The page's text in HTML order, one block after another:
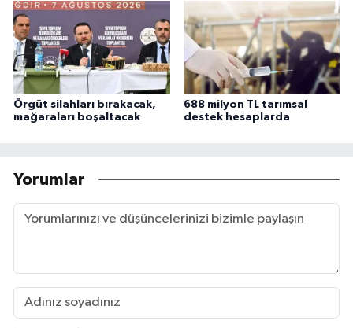
Örgüt silahları bırakacak,
mağaraları boşaltacak
688 milyon TL tarımsal
destek hesaplarda
Yorumlar